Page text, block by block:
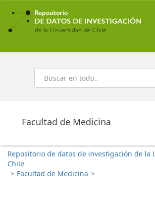
Ir
contenido
principal
Buscar
Facultad de Medicina
Repositorio de datos de investigación de la
Chile
> Facultad de Medicina >